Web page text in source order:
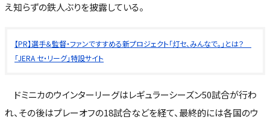
え知らずの鉄人ぶりを披露している。
【PR】選手＆監督・ファンですすめる新プロジェクト「灯セ、みんなで。」とは？
「JERA セ・リーグ」特設サイト
ドミニカのウインターリーグはレギュラーシーズン50試合が行わ
れ、その後はプレーオフの18試合などを経て、最終的には各国のウ